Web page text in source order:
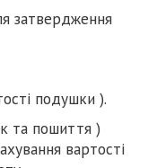
затвердження
подушки ).
та пошиття )
вартості